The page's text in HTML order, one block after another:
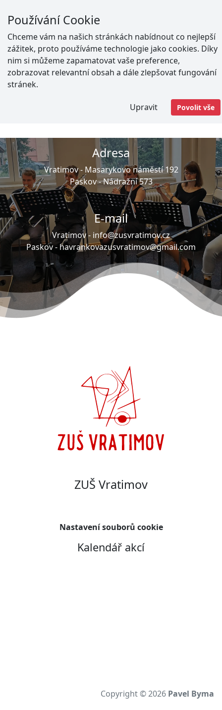
koncerty dokonce dva. V
úvodních absolventských
výkonech se vám představí
žáci ze tříd Davida Ondečka,
Romana Buchala, Martina
Adresa
Vratimov - Masarykovo náměstí 192
Paskov -Nádražní 573
E-mail
Vratimov - info@zusvratimov.cz
Paskov -havrankovazusvratimov@gmail.com
ZUŠ Vratimov
Nastavení souborů cookie
Kalendář akcí
Copyright © 2026 Pavel Byma
Používání Cookie
Chceme vám na našich stránkách nabídnout co nejlepší
zážitek, proto používáme technologie jako cookies. Díky
nim si můžeme zapamatovat vaše preference,
zobrazovat relevantní obsah a dále zlepšovat fungování
stránek.
Upravit Povolit vše